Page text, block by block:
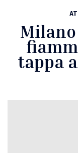
tappa